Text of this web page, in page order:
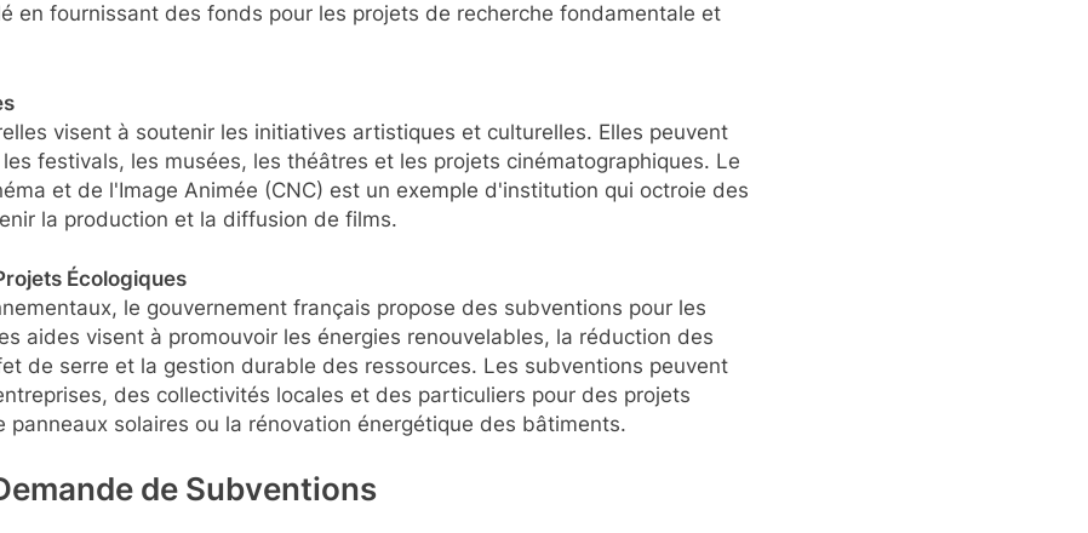
en fournissant des fonds pour les projets de recherche fondamentale et
visent à soutenir les initiatives artistiques et culturelles. Elles peuvent
festivals, les musées, les théâtres et les projets cinématographiques. Le
et de l'Image Animée (CNC) est un exemple d'institution qui octroie des
la production et la diffusion de films.
Écologiques
le gouvernement français propose des subventions pour les
aides visent à promouvoir les énergies renouvelables, la réduction des
de serre et la gestion durable des ressources. Les subventions peuvent
des collectivités locales et des particuliers pour des projets
panneaux solaires ou la rénovation énergétique des bâtiments.
de Subventions